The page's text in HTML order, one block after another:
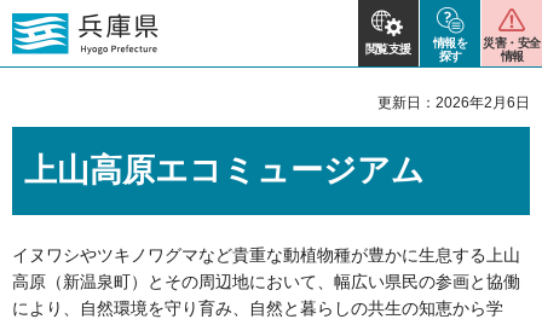
閲覧支援
情報を
探す
災害・安全
情報
更新日：2026年2月6日
上山高原エコミュージアム
イヌワシやツキノワグマなど貴重な動植物種が豊かに生息する上山
高原（新温泉町）とその周辺地において、幅広い県民の参画と協働
により、自然環境を守り育み、自然と暮らしの共生の知恵から学